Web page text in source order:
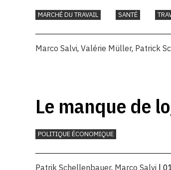
MARCHÉ DU TRAVAIL SANTÉ
Marco Salvi,Valérie Müller, Patrick
Le manque de
POLITIQUE ÉCONOMIQUE
Patrik Schellenbauer, Marco Salvi |